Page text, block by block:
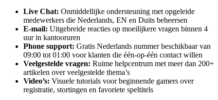
Live Chat: Onmiddellijke ondersteuning met opgeleide
medewerkers die Nederlands, EN en Duits beheersen
E-mail: Uitgebreide reacties op moeilijkere vragen binnen 4
uur in kantooruren
Phone support: Gratis Nederlands nummer beschikbaar van
09:00 tot 01:00 voor klanten die één-op-één contact willen
Veelgestelde vragen: Ruime helpcentrum met meer dan 200+
artikelen over veelgestelde thema’s
Video’s: Visuele tutorials voor beginnende gamers over
registratie, stortingen en favoriete speltitels